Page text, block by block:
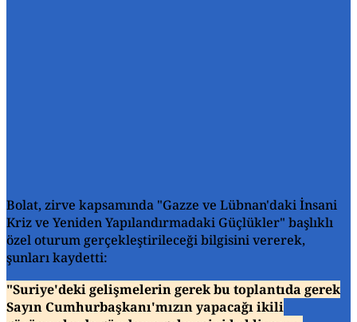
Bolat, zirve kapsamında "Gazze ve Lübnan'daki İnsani
Kriz ve Yeniden Yapılandırmadaki Güçlükler" başlıklı
özel oturum gerçekleştirileceği bilgisini vererek,
şunları kaydetti:
"Suriye'deki gelişmelerin gerek bu toplantıda gerek
Sayın Cumhurbaşkanı'mızın yapacağı ikili